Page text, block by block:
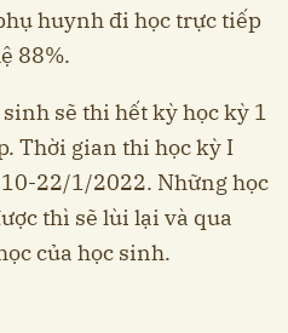
huynh đi học trực tiếp
88%.
sẽ thi hết kỳ học kỳ 1
Thời gian thi học kỳ I
22/1/2022. Những học
thì sẽ lùi lại và qua
của học sinh.